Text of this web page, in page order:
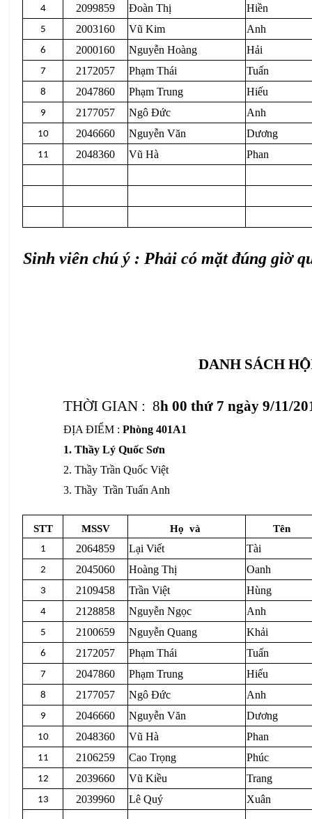
4 2099859 Đoàn Thị Hiền
5 2003160 Vũ Kim Anh
6 2000160 Nguyễn Hoàng Hải
7 2172057 Phạm Thái Tuấn
8 2047860 Phạm Trung Hiếu
9 2177057 Ngô Đức Anh
10 2046660 Nguyễn Văn Dương
11 2048360 Vũ Hà Phan
Sinh viên chú ý : Phải có mặt đúng giờ
DANH SÁCH
THỜI GIAN : 8h 00 thứ 7 ngày 9/11/
ĐỊA ĐIỂM : Phòng 401A1
1. Thầy Lý Quốc Sơn
2. Thầy Trần Quốc Việt
3. Thầy Trần Tuấn Anh
STT MSSV Họ và Tên
1 2064859 Lại Viết Tài
2 2045060 Hoàng Thị Oanh
3 2109458 Trần Việt Hùng
4 2128858 Nguyễn Ngọc Anh
5 2100659 Nguyễn Quang Khải
6 2172057 Phạm Thái Tuấn
7 2047860 Phạm Trung Hiếu
8 2177057 Ngô Đức Anh
9 2046660 Nguyễn Văn Dương
10 2048360 Vũ Hà Phan
11 2106259 Cao Trọng Phúc
12 2039660 Vũ Kiều Trang
13 2039960 Lê Quý Xuân